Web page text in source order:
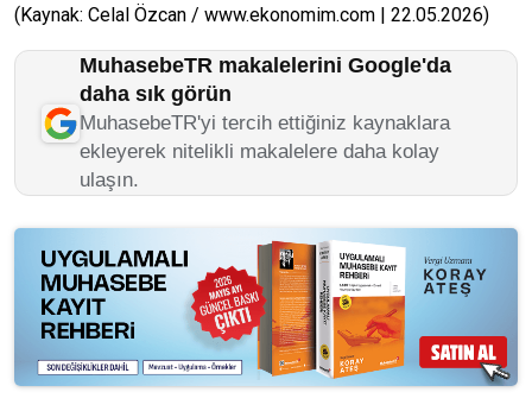
(Kaynak: Celal Özcan / www.ekonomim.com | 22.05.2026)
MuhasebeTR makalelerini Google'da
daha sık görün
MuhasebeTR'yi tercih ettiğiniz kaynaklara
ekleyerek nitelikli makalelere daha kolay
ulaşın.